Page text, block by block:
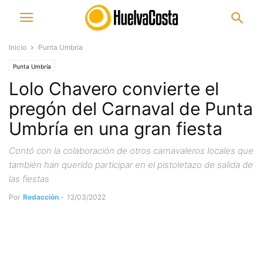
Inicio Punta Umbría
Punta Umbría
Lolo Chavero convierte el
pregón del Carnaval de Punta
Umbría en una gran fiesta
Contó con la colaboración de otros carnavaleros locales que
también han querido participar en el pistoletazo de salida de
las fiestas
Por Redacción - 12/03/2022